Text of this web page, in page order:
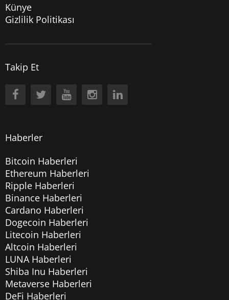
Künye
Gizlilik Politikası
Takip Et
Haberler
Bitcoin Haberleri
Ethereum Haberleri
Ripple Haberleri
Binance Haberleri
Cardano Haberleri
Dogecoin Haberleri
Litecoin Haberleri
Altcoin Haberleri
LUNA Haberleri
Shiba Inu Haberleri
Metaverse Haberleri
DeFi Haberleri